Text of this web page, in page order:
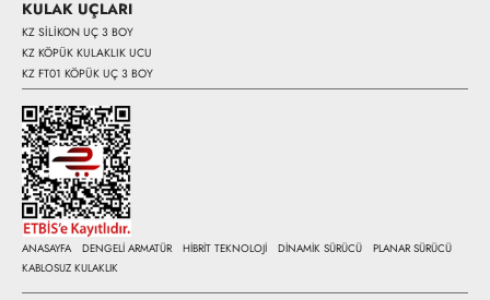
5590 ₺5290
KULAK UÇLARI
KZ SİLİKON UÇ 3 BOY
KZ KÖPÜK KULAKLIK UCU
KZ FT01 KÖPÜK UÇ 3 BOY
ANASAYFA DENGELİ ARMATÜR HİBRİT TEKNOLOJİ DİNAMİK SÜRÜCÜ
PLANAR SÜRÜCÜ
KABLOSUZ KULAKLIK